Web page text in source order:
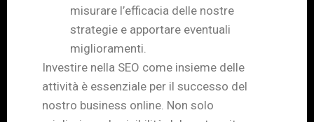
misurare l’efficacia delle nostre
strategie e apportare eventuali
miglioramenti.
Investire nella SEO come insieme delle
attività è essenziale per il successo del
nostro business online. Non solo